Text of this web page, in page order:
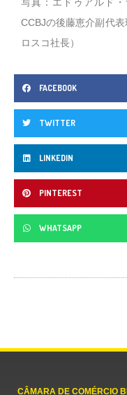
CCBJの後藤恵介副代
ロスコ社長）
FACEBOOK
TWITTER
LINKEDIN
PINTEREST
WHATSAPP
CÂMARA DE COMÉRCIO